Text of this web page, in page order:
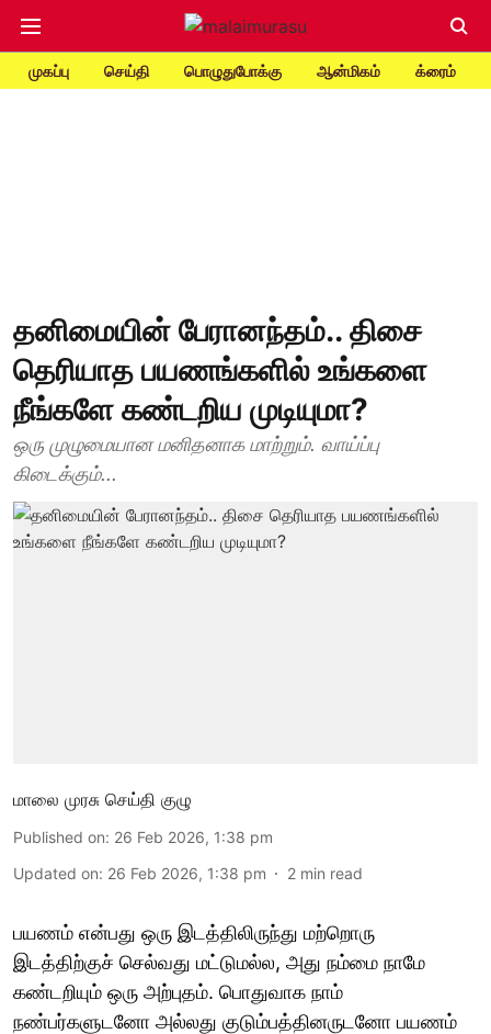
முகப்பு செய்தி பொழுதுபோக்கு ஆன்மிகம் க்ரைம்
தனிமையின் பேரானந்தம்.. திசை
தெரியாத பயணங்களில் உங்களை
நீங்களே கண்டறிய முடியுமா?
ஒரு முழுமையான மனிதனாக மாற்றும். வாய்ப்பு
கிடைக்கும்...
மாலை முரசு செய்தி குழு
Published on: 26 Feb 2026, 1:38 pm
Updated on: 26 Feb 2026, 1:38 pm 2 min read
பயணம் என்பது ஒரு இடத்திலிருந்து மற்றொரு
இடத்திற்குச் செல்வது மட்டுமல்ல, அது நம்மை நாமே
கண்டறியும் ஒரு அற்புதம். பொதுவாக நாம்
நண்பர்களுடனோ அல்லது குடும்பத்தினருடனோ பயணம்